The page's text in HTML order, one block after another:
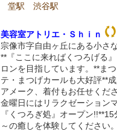
堂駅 渋谷駅
美容室アトリエ・Ｓｈｉｎ
宗像市字自由ヶ丘にある小さ
**『ここに来ればくつろげる
ロンを目指しています。**ま
テ・まつげカールも大好評**
アメーク、着付もお任せくだ
金曜日にはリラクゼーション
『くつろぎ処』オープン
～の癒しを体験してください